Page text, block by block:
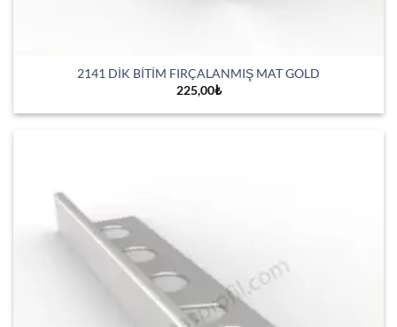
2141 DİK BİTİM FIRÇALANMIŞ MAT GOLD
225,00₺